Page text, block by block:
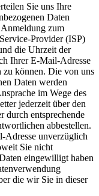
Sie uns Ihre
Daten
zum
Provider (ISP)
die Uhrzeit der
Ihrer E-Mail-Adresse
zu können. Die von uns
Daten werden
im Wege des
jederzeit über den
durch entsprechende
abbestellen.
unverzüglich
Sie nicht
eingewilligt haben
die wir Sie in dieser